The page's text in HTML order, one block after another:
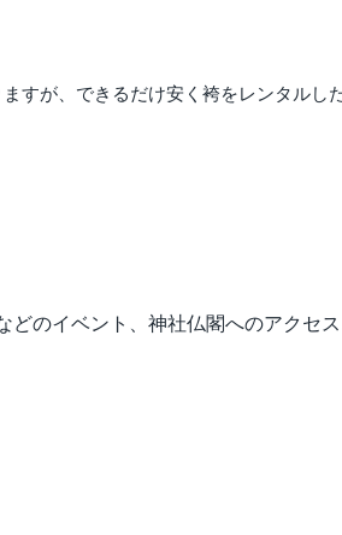
が、できるだけ安く袴をレンタルし
のイベント、神社仏閣へのアクセ